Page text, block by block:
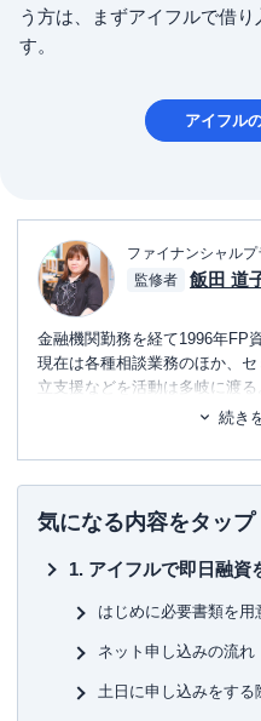
う方は、まずアイフルで借
す。
アイフル
ファイナンシャルプ
監修者
飯田 道
金融機関勤務を経て1996年FP
現在は各種相談業務のほか、
立支援などを活動は多岐に渡る
どの金融機関にも属さない独
また海外移住の相談などにも
韓国への移住支援などを行って
「宅建資格を取るまえに読む本
が集まる94の方法 」「介護経験
ドバイスの本
テラー必携‼
法の質問
」などの著書もあり。
続き
気になる内容をタップ
アイフルで即日融資
はじめに必要書類を用
ネット申し込みの流れ
土日に申し込みをする